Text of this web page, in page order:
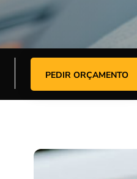
PEDIR ORÇAMENTO